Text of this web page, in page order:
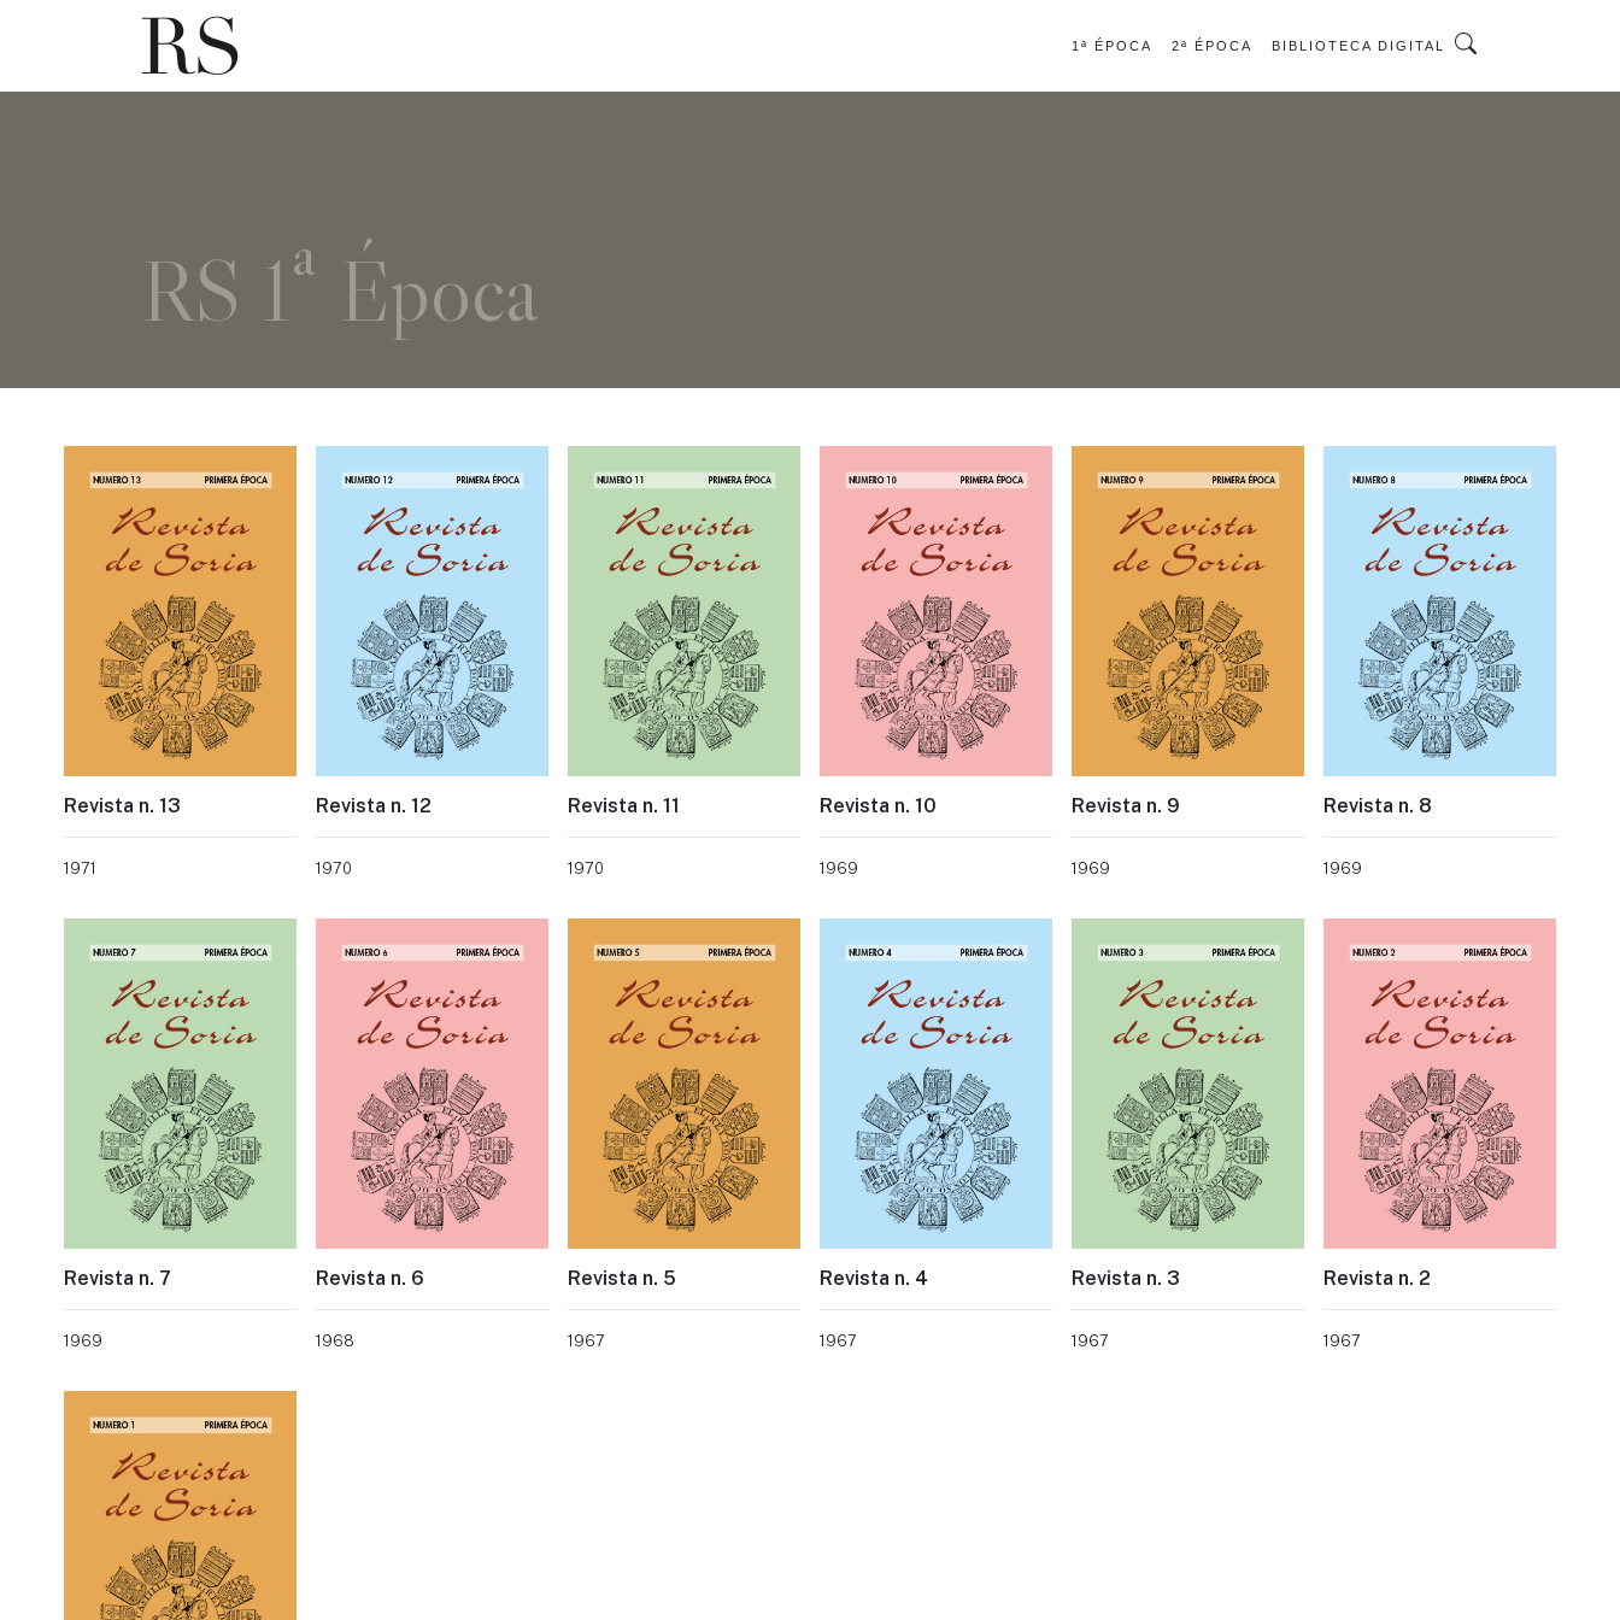
1ª ÉPOCA 2ª ÉPOCA BIBLIOTECA DIGITAL
RS 1ª Época
Revista n. 13
1971
Revista n. 12
1970
Revista n. 11
1970
Revista n. 10
1969
Revista n. 9
1969
Revista n. 8
1969
Revista n. 7
1969
Revista n. 6
1968
Revista n. 5
1967
Revista n. 4
1967
Revista n. 3
1967
Revista n. 2
1967